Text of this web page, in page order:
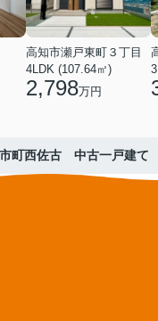
高知市瀬戸東町３丁目
4LDK (107.64㎡)
2,798万円
市町西佐古 中古一戸建て